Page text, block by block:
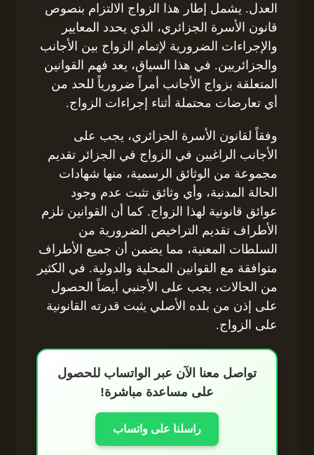
العدل. يشمل إطار هذا الزواج الالتزام بنصوص
قانون الأسرة الجزائري، الذي يحدد المعايير
والإجراءات الضرورية لإتمام الزواج بين الأجانب
والجزائريين. في هذا السياق، يعد فهم القوانين
المتعلقة بزواج الأجانب أمراً ضرورياً للحد من
أي تعارضات محتملة أثناء إجراءات الزواج.
وفقاً لقانون الأسرة الجزائري، يجب على
الأجانب الراغبين في الزواج في الجزائر تقديم
مجموعة من الوثائق الرسمية، منها شهادات
الحالة المدنية، وأي وثائق تثبت عدم وجود
عوائق قانونية لهذا الزواج. كما أن القوانين تلزم
الأطراف تقديم التراخيص الضرورية من
السلطات المعنية، مما يضمن أن جميع الأطراف
متوافقة مع القوانين المحلية والدولية. في الكثير
من الحالات، يجب على الأجنبي أيضاً الحصول
على إذن من بلده الأصلي يثبت قدرته القانونية
على الزواج.
تواصل معنا الآن عبر الواتساب للحصول
على مساعدة مباشرة!
راسلنا على واتساب